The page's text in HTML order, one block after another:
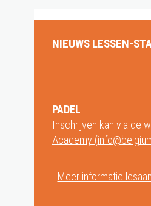
NIEUWS LESSEN-
PADEL
Inschrijven kan via de
Academy (
- Meer informatie